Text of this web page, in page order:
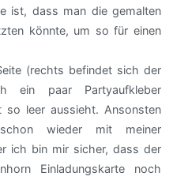
ist, dass man die gemalten
könnte, um so für einen
(rechts befindet sich der
ein paar Partyaufkleber
leer aussieht. Ansonsten
wieder mit meiner
ich bin mir sicher, dass der
Einladungskarte noch